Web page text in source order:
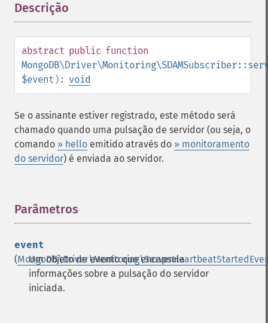
Descrição
abstract public function
$event ): void
Se o assinante estiver registrado, este método será
chamado quando uma pulsação de servidor (ou seja, o
comando » hello emitido através do » monitoramento
do servidor) é enviada ao servidor.
Parâmetros
event
(
Um objeto de evento que encapsula
informações sobre a pulsação do servidor
iniciada.